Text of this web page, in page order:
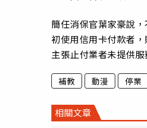
簡任消保官葉家豪說
初使用信用卡付款者
主張止付業者未提供
補教 動漫 停業
相關文章